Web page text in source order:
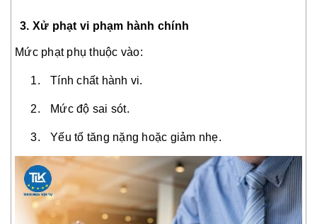
3. Xử phạt vi phạm hành chính
Mức phạt phụ thuộc vào:
Tính chất hành vi.
Mức độ sai sót.
Yếu tố tăng nặng hoặc giảm nhẹ.